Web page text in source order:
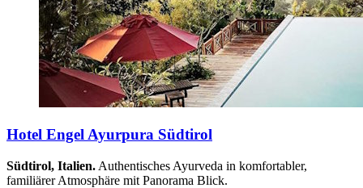
Hotel Engel Ayurpura Südtirol
Südtirol, Italien. Authentisches Ayurveda in komfortabler,
familiärer Atmosphäre mit Panorama Blick.